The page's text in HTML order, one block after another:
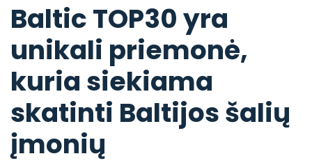
Baltic TOP30 yra
unikali priemonė,
kuria siekiama
skatinti Baltijos šalių
įmonių